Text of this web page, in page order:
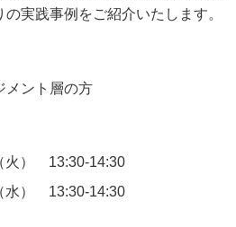
の実践事例をご紹介いたします。
メント層の方
火） 13:30-14:30
水） 13:30-14:30